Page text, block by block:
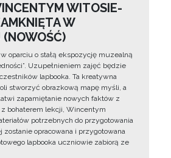
WITOSIE-
W
oparciu o stałą ekspozycję muzealną
Uzupełnieniem zajęć będzie
lapbooka. Ta kreatywna
stworzyć obrazkową mapę myśli, a
zapamiętanie nowych faktów z
bohaterem lekcji, Wincentym
potrzebnych do przygotowania
opracowana i przygotowana
lapbooka uczniowie zabiorą ze